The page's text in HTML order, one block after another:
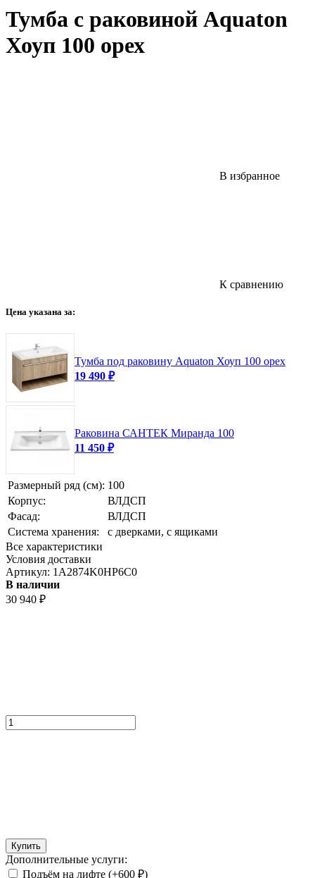
Тумба с раковиной Aquaton
Хоуп 100 орех
В избранное
К сравнению
Цена указана за:
Тумба под раковину Aquaton Хоуп 100 орех
19 490 ₽
Раковина САНТЕК Миранда 100
11 450 ₽
Размерный ряд (см): 100
Корпус:
ВЛДСП
Фасад:
ВЛДСП
Система хранения:
с дверками, с ящиками
Все характеристики
Условия доставки
Артикул: 1A2874K0HP6C0
В наличии
30 940 ₽
Купить
Дополнительные услуги:
Подъём на лифте (+600 ₽)